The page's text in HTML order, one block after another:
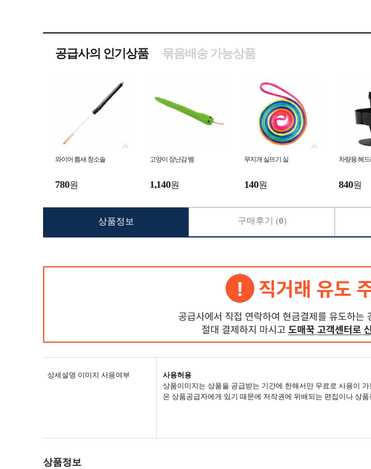
공급사의 인기상품 묶음배송 가능상품
와이어 틈새 청소솔
780원
고양이 장난감 뱀
1,140원
무지개 실뜨기 실
140원
차량용 헤
840원
상세설명 이미지 사용여부
사용허용
상품이미지는 상품을 공급받는 기간에 한해서만 무료로 사용이
은 상품공급자에게 있기 때문에 저작권에 위배되는 편집이나 상
상품정보
상품정보 구매후기 (0)